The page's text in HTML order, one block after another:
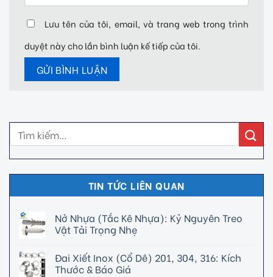
Lưu tên của tôi, email, và trang web trong trình
duyệt này cho lần bình luận kế tiếp của tôi.
TIN TỨC LIÊN QUAN
Nở Nhựa (Tắc Kê Nhựa): Kỷ Nguyên Treo
Vật Tải Trọng Nhẹ
Đai Xiết Inox (Cổ Dê) 201, 304, 316: Kích
Thước & Báo Giá